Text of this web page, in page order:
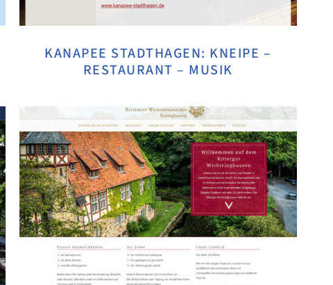
KANAPEE STADTHAGEN: KNEIPE –
RESTAURANT – MUSIK